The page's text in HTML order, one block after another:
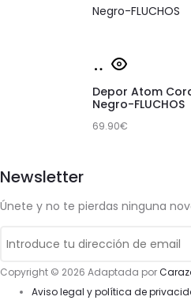
Seleccionar
opciones
Este
tiene
múltiples
opciones
pueden
elegir
en
Depor Atom
Negro-FLUCHOS
69.90€
Newsletter
Únete y no te pierdas ninguna
Copyright © 2026 Adaptada por
Aviso legal y política de